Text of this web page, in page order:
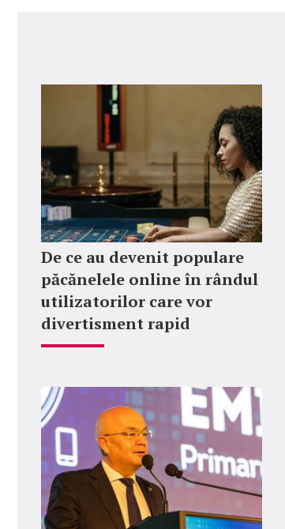
De ce au devenit populare
păcănelele online în rândul
utilizatorilor care vor
divertisment rapid